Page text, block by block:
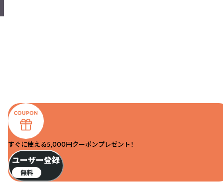
すぐに使える5,000円クーポンプレゼント！
ユーザー登録
無料